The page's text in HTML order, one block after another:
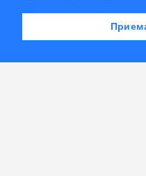
КЛЮЧАРСКИ МАШИНИ
КЛЮЧАРСКИ УСЛУГИ
КЛЮЧАРСКИ